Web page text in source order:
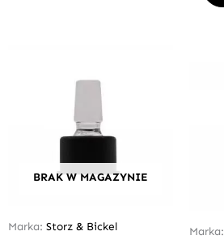
BRAK W MAGAZYNIE
Marka: Storz & Bickel Marka: